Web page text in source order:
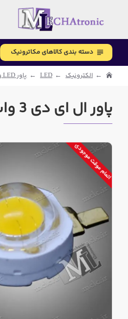
دسته بندی کالاهای مکاترونیک
الکترونیک LED پاور LED و COB و DOB
پاور ال ای دی 3 وات سفید 280 لومن 700 میلی آمپر 45 میل
اتمام موقت موجودی